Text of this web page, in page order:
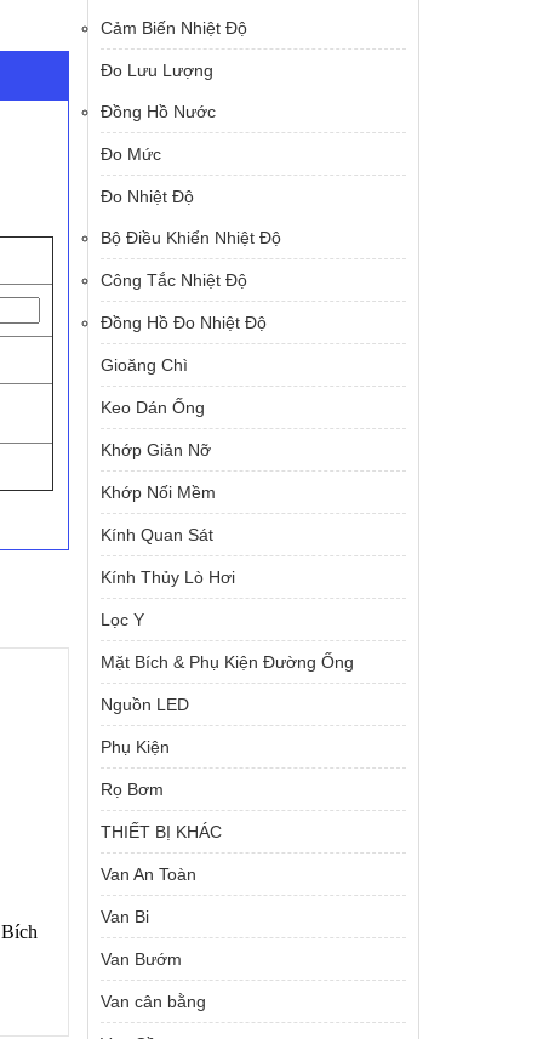
Cảm Biến Nhiệt Độ
Đo Lưu Lượng
Đồng Hồ Nước
Đo Mức
Đo Nhiệt Độ
Bộ Điều Khiển Nhiệt Độ
Công Tắc Nhiệt Độ
Đồng Hồ Đo Nhiệt Độ
Gioăng Chì
Keo Dán Ống
Khớp Giản Nỡ
Khớp Nối Mềm
Kính Quan Sát
Kính Thủy Lò Hơi
Lọc Y
Mặt Bích & Phụ Kiện Đường Ống
Nguồn LED
Phụ Kiện
Rọ Bơm
THIẾT BỊ KHÁC
Van An Toàn
Van Bi
Van Bướm
Van cân bằng